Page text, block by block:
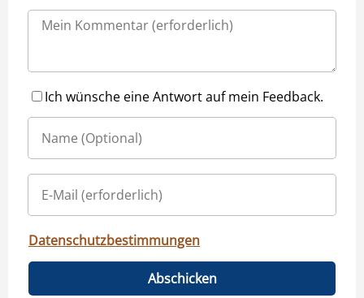
Ich wünsche eine Antwort auf mein Feedback.
Datenschutzbestimmungen
Abschicken